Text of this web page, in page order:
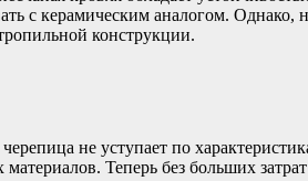
с керамическим аналогом.
конструкции.
не уступает по
Теперь без больших